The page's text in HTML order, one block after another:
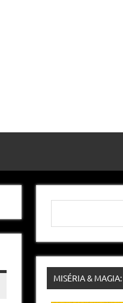
Pesquisar
MISÉRIA &